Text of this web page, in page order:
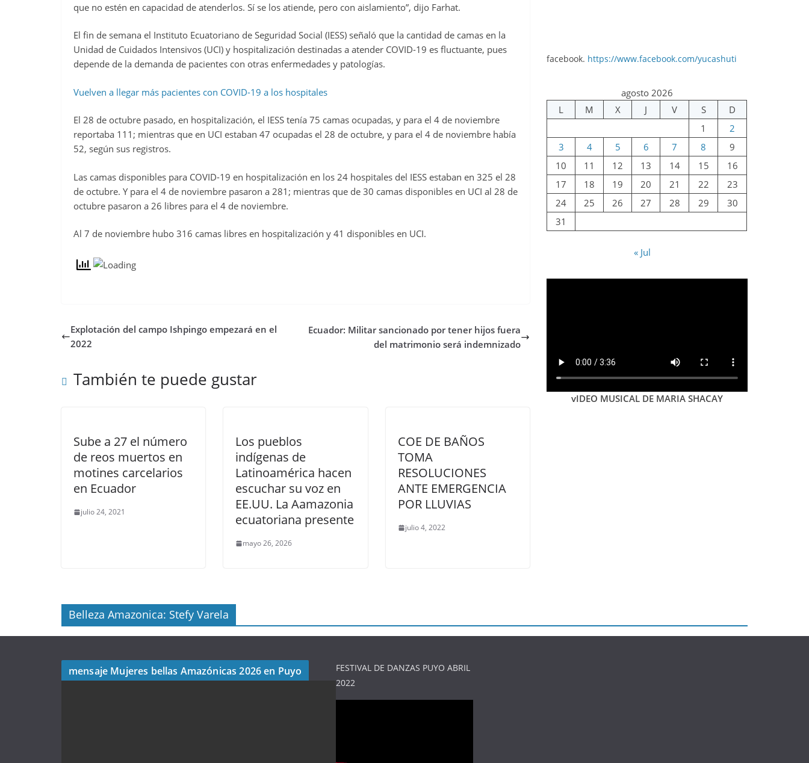
que no estén en capacidad de atenderlos. Sí se los atiende, pero con aislamiento”, dijo Farhat.
El fin de semana el Instituto Ecuatoriano de Seguridad Social (IESS) señaló que la cantidad de camas en la
Unidad de Cuidados Intensivos (UCI) y hospitalización destinadas a atender COVID-19 es fluctuante, pues
depende de la demanda de pacientes con otras enfermedades y patologías.
Vuelven a llegar más pacientes con COVID-19 a los hospitales
El 28 de octubre pasado, en hospitalización, el IESS tenía 75 camas ocupadas, y para el 4 de noviembre
reportaba 111; mientras que en UCI estaban 47 ocupadas el 28 de octubre, y para el 4 de noviembre había
52, según sus registros.
Las camas disponibles para COVID-19 en hospitalización en los 24 hospitales del IESS estaban en 325 el 28
de octubre. Y para el 4 de noviembre pasaron a 281; mientras que de 30 camas disponibles en UCI al 28 de
octubre pasaron a 26 libres para el 4 de noviembre.
Al 7 de noviembre hubo 316 camas libres en hospitalización y 41 disponibles en UCI.
Explotación del campo Ishpingo empezará en el
2022
Ecuador: Militar sancionado por tener hijos fuera
del matrimonio será indemnizado
También te puede gustar
Sube a 27 el número
de reos muertos en
motines carcelarios
en Ecuador
julio 24, 2021
Los pueblos
indígenas de
Latinoamérica hacen
escuchar su voz en
EE.UU. La Aamazonia
ecuatoriana presente
mayo 26, 2026
COE DE BAÑOS
TOMA
RESOLUCIONES
ANTE EMERGENCIA
POR LLUVIAS
julio 4, 2022
facebook. https://www.facebook.com/yucashuti
agosto 2026
L
M X J V S
D
1
2
3
4 5 6 7 8
9
10
11 12 13 14 15
16
17
18 19 20 21 22
23
24
25 26 27 28 29
30
31
« Jul
vIDEO MUSICAL DE MARIA SHACAY
Belleza Amazonica: Stefy Varela
mensaje Mujeres bellas Amazónicas 2026 en Puyo
FESTIVAL DE DANZAS PUYO ABRIL
2022